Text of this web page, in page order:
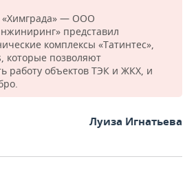
«Химграда» — ООО
представил
комплексы «Татинтес»,
которые позволяют
работу объектов ТЭК и ЖКХ, и
Луиза Игнатьева